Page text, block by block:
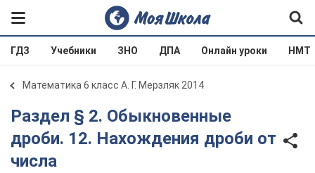
ГДЗ Учебники ЗНО ДПА Онлайн уроки НМТ
Математика 6 класс А. Г. Мерзляк 2014
Раздел § 2. Обыкновенные
дроби. 12. Нахождения дроби от
числа